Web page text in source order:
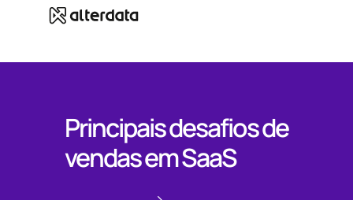
Principais desafios de
vendas em SaaS